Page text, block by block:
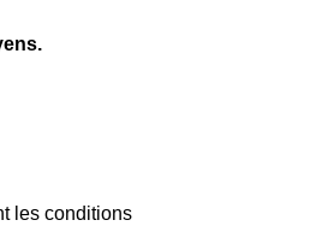
les conditions